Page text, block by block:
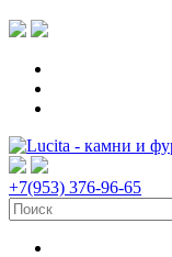
+7(953) 376-96-65